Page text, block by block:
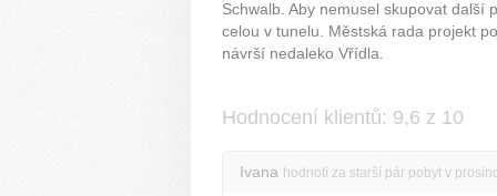
Schwalb. Aby nemusel skupovat další
celou v tunelu. Městská rada projekt
návrší nedaleko Vřídla.
Hodnocení klientů: 9,6 z 10
Ivana hodnotí za starší pár pobyt v